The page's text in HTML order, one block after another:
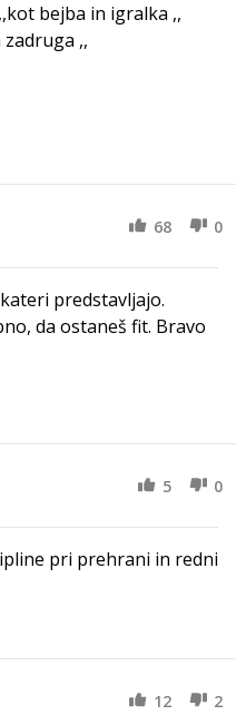
bejba in igralka ,,
,,
68 0
predstavljajo.
da ostaneš fit. Bravo
5 0
pri prehrani in redni
12 2